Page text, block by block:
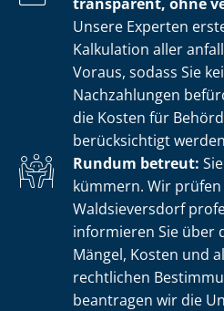
Unsere Experten
Kalkulation aller
Voraus, sodass Sie
Nachzahlungen
die Kosten für
berücksichtigt
Rundum betreut:
kümmern. Wir
Waldsieversdorf
informieren Sie über
Mängel, Kosten und
rechtlichen
beantragen wir die